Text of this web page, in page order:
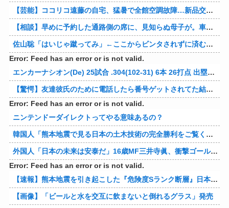
【芸能】ココリコ遠藤の自宅、猛暑で全館空調故障…新品交換費300万円…高額費用に「高すぎる」
【相談】早めに予約した通路側の席に、見知らぬ母子が。車掌の呼びかけにも「目を閉じて無視」して居座られました。無理やり奪われた席は、結局“やったもん勝ち”になってしまうのでしょうか？
佐山聡「はいじゃ蹴ってみ」←ここからビンタされずに済む方法
Error: Feed has an error or is not valid.
エンカーナシオン(De) 25試合 .304(102-31) 6本 26打点 出塁率.311 OPS.831 wRC+137 WAR+0.7
【驚愕】友達彼氏のために電話したら番号ゲットされてた結果ｗｗｗｗ 他
Error: Feed has an error or is not valid.
ニンテンドーダイレクトってやる意味あるの？
韓国人「熊本地震で見る日本の土木技術の完全勝利をご覧ください」→「これはすごいわ」「こういうのを見ると日本人は何か適当に作る感じがしない・・・」「あれがまさに経験値である」
外国人「日本の未来は安泰だ」16歳MF三井寺眞、衝撃ゴール！久保建英超え歴代2位の記録！3得点に絡む活躍で海外絶賛！【海外の反応】
Error: Feed has an error or is not valid.
【速報】熊本地震を引き起こした『危険度Sランク断層』日本のド真ん中に10カ所もあると判明
【画像】「ビールと水を交互に飲まないと倒れるグラス」発売